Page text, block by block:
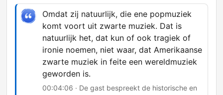
Omdat zij natuurlijk, die ene popmuziek
komt voort uit zwarte muziek. Dat is
natuurlijk het, dat kun of ook tragiek of
ironie noemen, niet waar, dat Amerikaanse
zwarte muziek in feite een wereldmuziek
geworden is.
00:04:06 · De gast bespreekt de historische en